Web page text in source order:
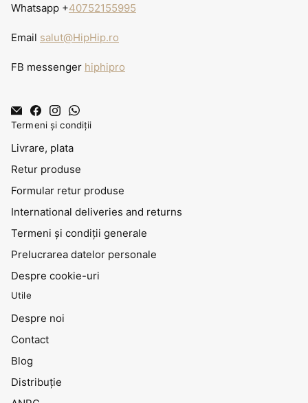
Whatsapp +40752155995
Email salut@HipHip.ro
FB messenger hiphipro
Termeni și condiții
Livrare, plata
Retur produse
Formular retur produse
International deliveries and returns
Termeni și condiții generale
Prelucrarea datelor personale
Despre cookie-uri
Utile
Despre noi
Contact
Blog
Distribuţie